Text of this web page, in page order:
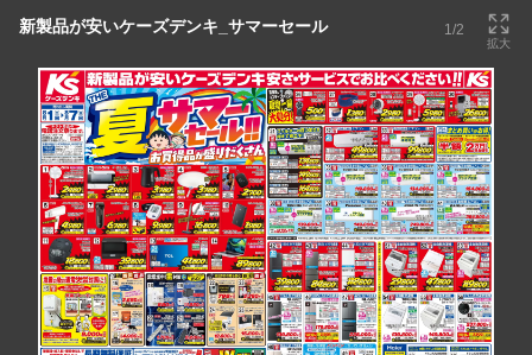
新製品が安いケーズデンキ_サマーセール 1/2
拡大